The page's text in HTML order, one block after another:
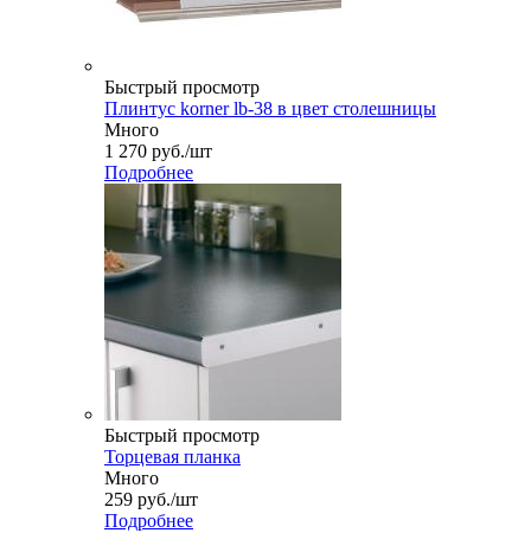
Быстрый просмотр
Плинтус korner lb-38 в цвет столешницы
Много
1 270 руб./шт
Подробнее
Быстрый просмотр
Торцевая планка
Много
259 руб./шт
Подробнее